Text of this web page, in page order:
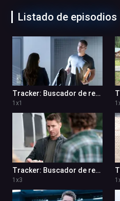
Listado de episodios
Tracker: Buscador de recompensas 1x1
1 x1 1
Tracker: Buscador de recompensas 1x3
1 x3 1